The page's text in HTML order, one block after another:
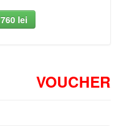
760 lei
VOUCHER